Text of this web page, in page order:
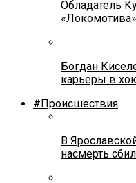
Обладатель
Богдан
карьеры в
#Происшествия
В
насмерть